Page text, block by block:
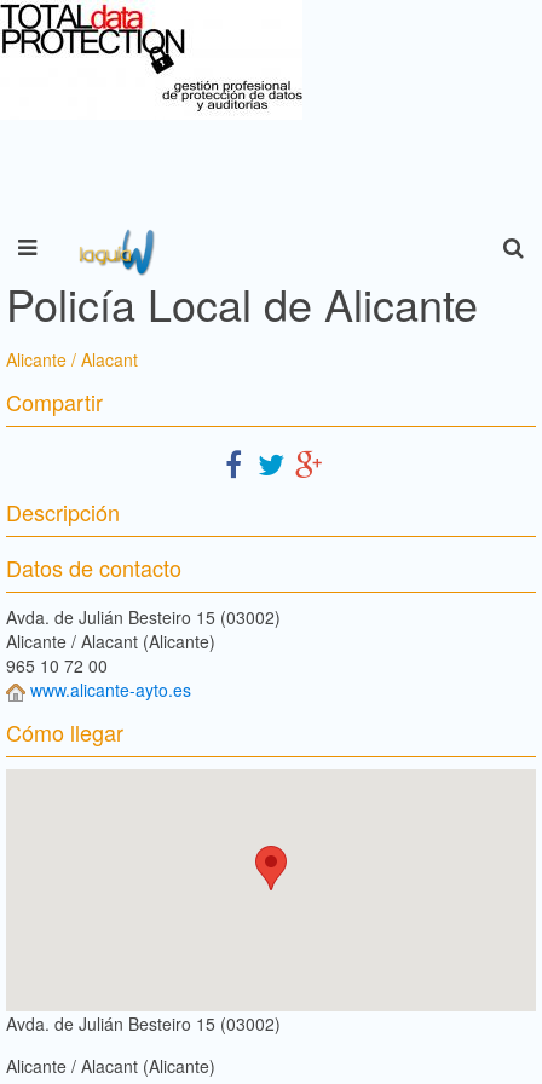
Policía Local de Alicante
Alicante / Alacant
Compartir
Descripción
Datos de contacto
Avda. de Julián Besteiro 15 (03002)
Alicante / Alacant (Alicante)
965 10 72 00
www.alicante-ayto.es
Cómo llegar
Avda. de Julián Besteiro 15 (03002)
Alicante / Alacant (Alicante)